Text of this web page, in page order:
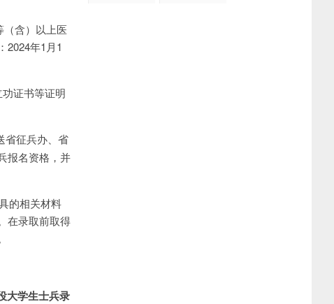
（含）以上医
2024年1月1
证书等证明
省征兵办、省
报名资格，并
的相关材料
在录取前取得
大学生士兵录